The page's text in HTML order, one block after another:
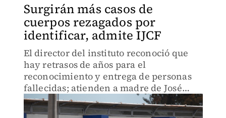
Surgirán más casos de
cuerpos rezagados por
identificar, admite IJCF
El director del instituto reconoció que
hay retrasos de años para el
reconocimiento y entrega de personas
fallecidas; atienden a madre de José
Antonio, cuyo cuerpo estaba en la
morgue desde hace 10 años.